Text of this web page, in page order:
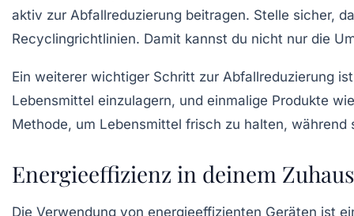
aktiv zur Abfallreduzierung beitragen. Stelle sicher,
Recyclingrichtlinien. Damit kannst du nicht nur die
Ein weiterer wichtiger Schritt zur Abfallreduzierung
Lebensmittel einzulagern, und einmalige Produkte
Methode, um Lebensmittel frisch zu halten,
Energieeffizienz in deinem
Die Verwendung von energieeffizienten Geräten ist